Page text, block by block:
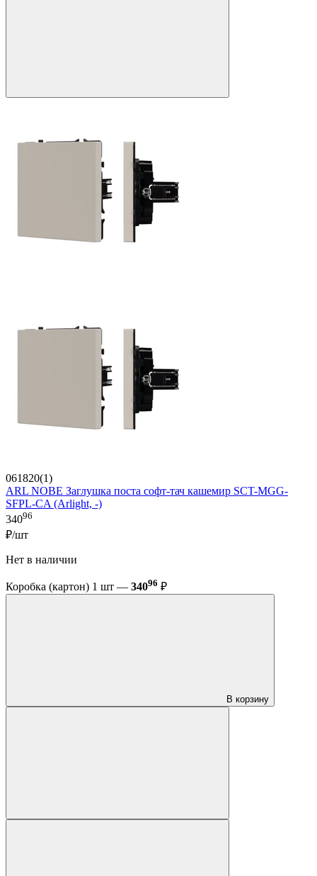
061820(1)
ARL NOBE Заглушка поста софт-тач кашемир SCT-MGG-
SFPL-CA (Arlight, -)
34096
₽/шт
Нет в наличии
Коробка (картон) 1 шт — 34096 ₽
В корзину